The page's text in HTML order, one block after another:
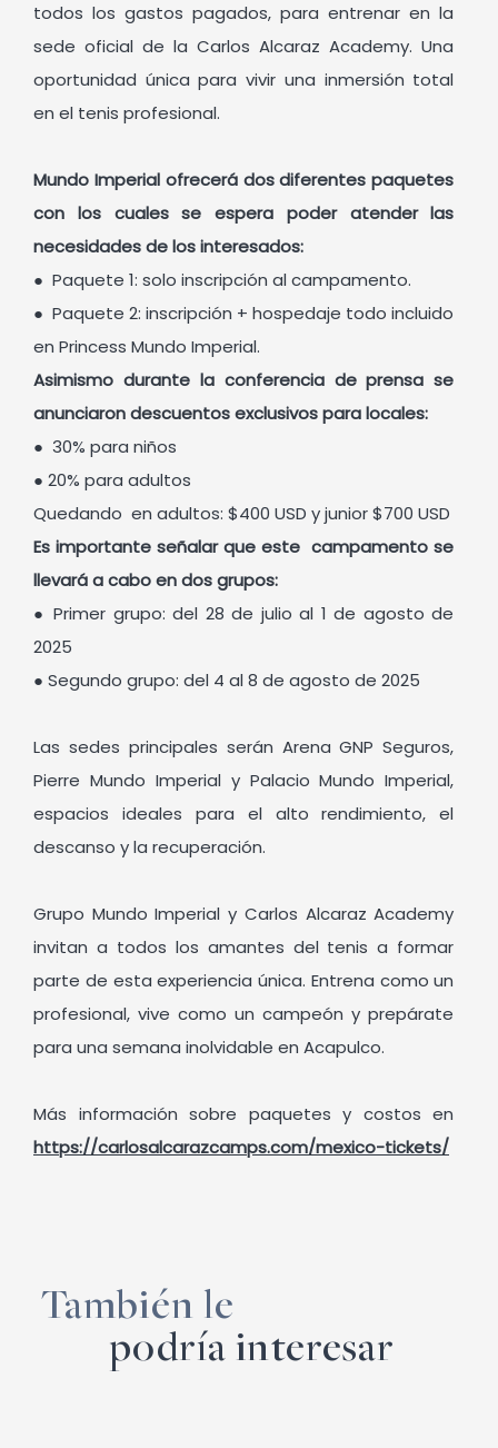
todos los gastos pagados, para entrenar en la
sede oficial de la Carlos Alcaraz Academy. Una
oportunidad única para vivir una inmersión total
en el tenis profesional.
Mundo Imperial ofrecerá dos diferentes paquetes
con los cuales se espera poder atender las
necesidades de los interesados:
● Paquete 1: solo inscripción al campamento.
● Paquete 2: inscripción + hospedaje todo incluido
en Princess Mundo Imperial.
Asimismo durante la conferencia de prensa se
anunciaron descuentos exclusivos para locales:
● 30% para niños
● 20% para adultos
Quedando en adultos: $400 USD y junior $700 USD
Es importante señalar que este campamento se
llevará a cabo en dos grupos:
● Primer grupo: del 28 de julio al 1 de agosto de
2025
● Segundo grupo: del 4 al 8 de agosto de 2025
Las sedes principales serán Arena GNP Seguros,
Pierre Mundo Imperial y Palacio Mundo Imperial,
espacios ideales para el alto rendimiento, el
descanso y la recuperación.
Grupo Mundo Imperial y Carlos Alcaraz Academy
invitan a todos los amantes del tenis a formar
parte de esta experiencia única. Entrena como un
profesional, vive como un campeón y prepárate
para una semana inolvidable en Acapulco.
Más información sobre paquetes y costos en
https://carlosalcarazcamps.com/mexico-tickets/
También le
podría interesar